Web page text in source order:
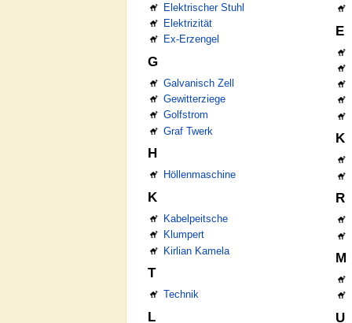
Elektrischer Stuhl
Elektrizität
Ex-Erzengel
G
Galvanisch Zell
Gewitterziege
Golfstrom
Graf Twerk
H
Höllenmaschine
K
Kabelpeitsche
Klumpert
Kirlian Kamela
T
Technik
L
E
K
R
M
U